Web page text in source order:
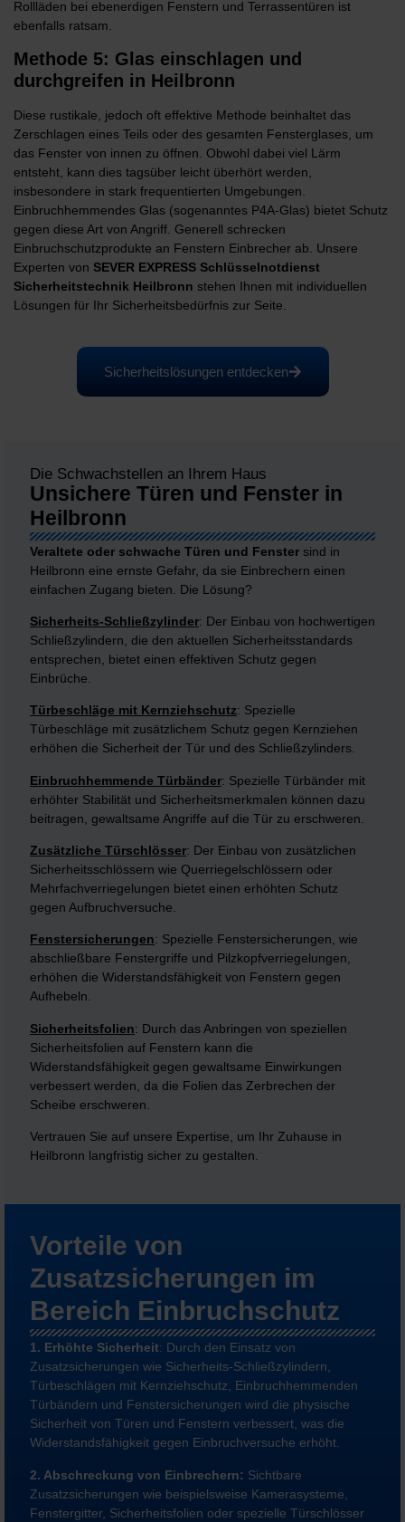
Rollläden bei ebenerdigen Fenstern und Terrassentüren ist
ebenfalls ratsam.
Methode 5: Glas einschlagen und
durchgreifen in Heilbronn
Diese rustikale, jedoch oft effektive Methode beinhaltet das
Zerschlagen eines Teils oder des gesamten Fensterglases, um
das Fenster von innen zu öffnen. Obwohl dabei viel Lärm
entsteht, kann dies tagsüber leicht überhört werden,
insbesondere in stark frequentierten Umgebungen.
Einbruchhemmendes Glas (sogenanntes P4A-Glas) bietet Schutz
gegen diese Art von Angriff. Generell schrecken
Einbruchschutzprodukte an Fenstern Einbrecher ab. Unsere
Experten von SEVER EXPRESS Schlüsselnotdienst
Sicherheitstechnik Heilbronn stehen Ihnen mit individuellen
Lösungen für Ihr Sicherheitsbedürfnis zur Seite.
Sicherheitslösungen entdecken
Die Schwachstellen an Ihrem Haus
Unsichere Türen und Fenster in
Heilbronn
Veraltete oder schwache Türen und Fenster sind in
Heilbronn eine ernste Gefahr, da sie Einbrechern einen
einfachen Zugang bieten. Die Lösung?
Sicherheits-Schließzylinder: Der Einbau von hochwertigen
Schließzylindern, die den aktuellen Sicherheitsstandards
entsprechen, bietet einen effektiven Schutz gegen
Einbrüche.
Türbeschläge mit Kernziehschutz: Spezielle
Türbeschläge mit zusätzlichem Schutz gegen Kernziehen
erhöhen die Sicherheit der Tür und des Schließzylinders.
Einbruchhemmende Türbänder: Spezielle Türbänder mit
erhöhter Stabilität und Sicherheitsmerkmalen können dazu
beitragen, gewaltsame Angriffe auf die Tür zu erschweren.
Zusätzliche Türschlösser: Der Einbau von zusätzlichen
Sicherheitsschlössern wie Querriegelschlössern oder
Mehrfachverriegelungen bietet einen erhöhten Schutz
gegen Aufbruchversuche.
Fenstersicherungen: Spezielle Fenstersicherungen, wie
abschließbare Fenstergriffe und Pilzkopfverriegelungen,
erhöhen die Widerstandsfähigkeit von Fenstern gegen
Aufhebeln.
Sicherheitsfolien: Durch das Anbringen von speziellen
Sicherheitsfolien auf Fenstern kann die
Widerstandsfähigkeit gegen gewaltsame Einwirkungen
verbessert werden, da die Folien das Zerbrechen der
Scheibe erschweren.
Vertrauen Sie auf unsere Expertise, um Ihr Zuhause in
Heilbronn langfristig sicher zu gestalten.
Vorteile von
Zusatzsicherungen im
Bereich Einbruchschutz
1. Erhöhte Sicherheit: Durch den Einsatz von
Zusatzsicherungen wie Sicherheits-Schließzylindern,
Türbeschlägen mit Kernziehschutz, Einbruchhemmenden
Türbändern und Fenstersicherungen wird die physische
Sicherheit von Türen und Fenstern verbessert, was die
Widerstandsfähigkeit gegen Einbruchversuche erhöht.
2. Abschreckung von Einbrechern: Sichtbare
Zusatzsicherungen wie beispielsweise Kamerasysteme,
Fenstergitter, Sicherheitsfolien oder spezielle Türschlösser